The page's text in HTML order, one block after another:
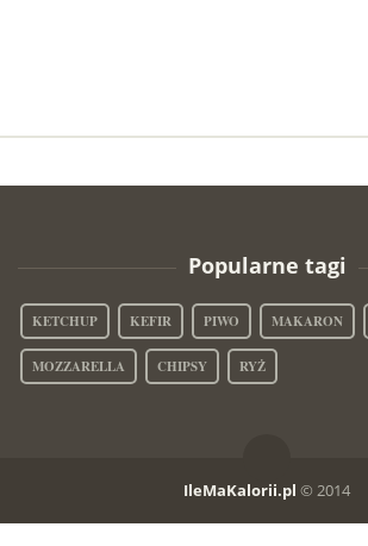
Popularne tagi
KETCHUP KEFIR PIWO MAKARON
MOZZARELLA CHIPSY RYŻ
IleMaKalorii.pl © 2014